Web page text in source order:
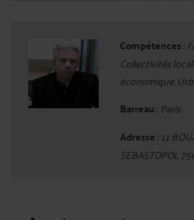
Compétences :
Collectivités
économique,
Barreau : Paris
Adresse :11
SEBASTOPOL